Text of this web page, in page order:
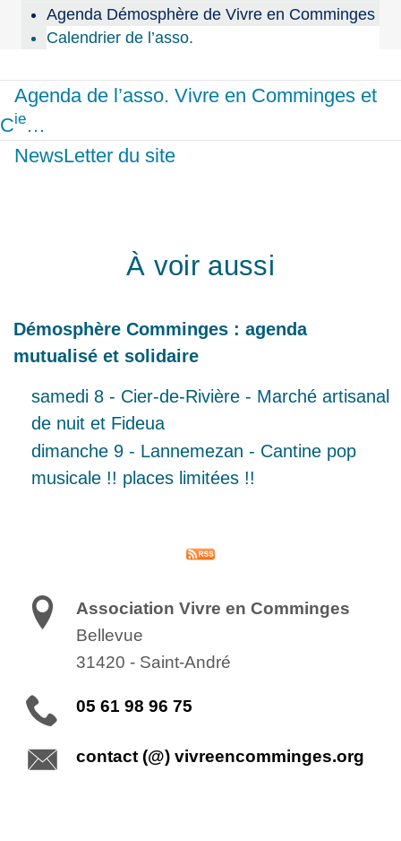
Agenda Démosphère de Vivre en Comminges
Calendrier de l’asso.
Agenda de l’asso. Vivre en Comminges et
Cie…
NewsLetter du site
À voir aussi
Démosphère Comminges : agenda
mutualisé et solidaire
samedi 8 - Cier-de-Rivière - Marché artisanal
de nuit et Fideua
dimanche 9 - Lannemezan - Cantine pop
musicale !! places limitées !!
Association Vivre en Comminges
Bellevue
31420 - Saint-André
05 61 98 96 75
contact (@) vivreencomminges.org